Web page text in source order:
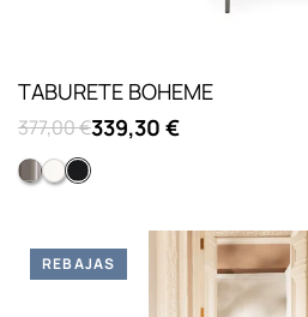
TABURETE BOHEME
377,00 €339,30 €
Lacado tortola mate
Lacado blanco optico mate
Negro
REBAJAS